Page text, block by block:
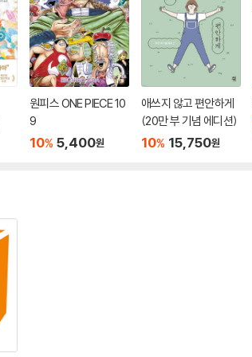
원피스 ONE PIECE 10
9
10% 5,400원
애쓰지 않고 편안하게
(20만 부 기념 에디션)
10% 15,750원